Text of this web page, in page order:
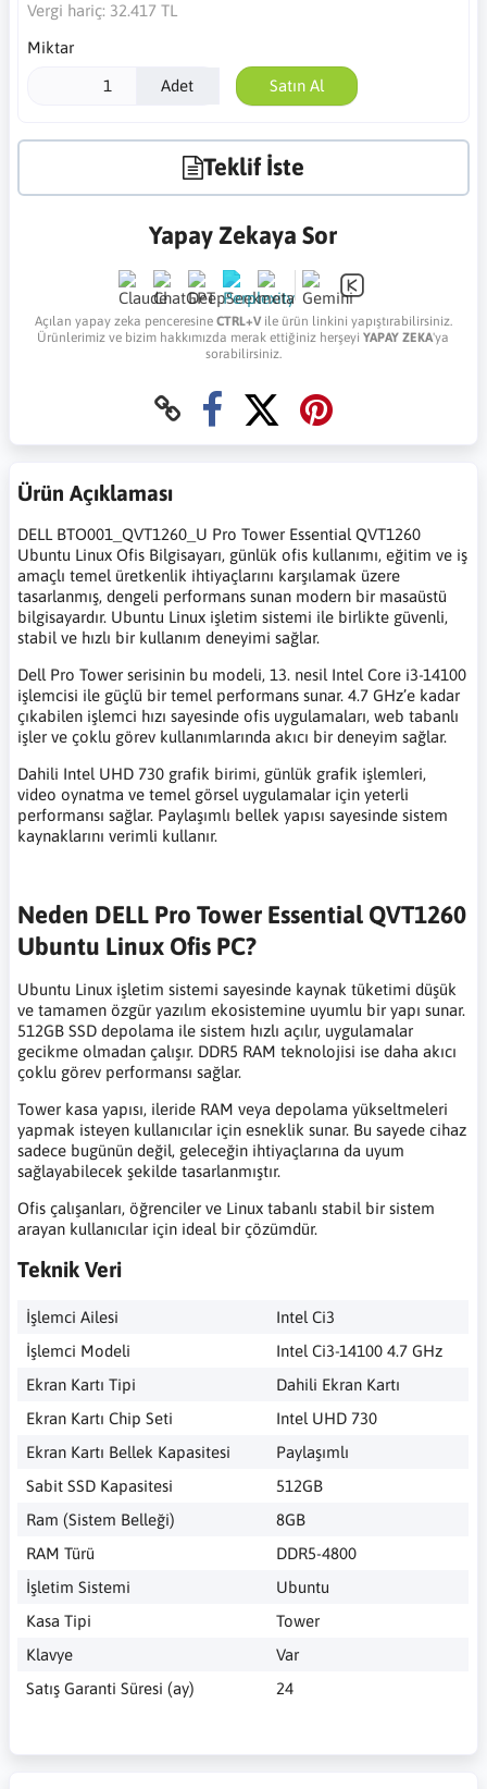
Vergi hariç: 32.417 TL
Miktar
Adet Satın Al
Teklif İste
Yapay Zekaya Sor
Açılan yapay zeka penceresine CTRL+Vile ürün linkini yapıştırabilirsiniz.
Ürünlerimiz ve bizim hakkımızda merak ettiğiniz herşeyiYAPAY ZEKA'ya
sorabilirsiniz.
Ürün Açıklaması
DELL BTO001_QVT1260_U Pro Tower Essential QVT1260
Ubuntu Linux Ofis Bilgisayarı, günlük ofis kullanımı, eğitim ve iş
amaçlı temel üretkenlik ihtiyaçlarını karşılamak üzere
tasarlanmış, dengeli performans sunan modern bir masaüstü
bilgisayardır. Ubuntu Linux işletim sistemi ile birlikte güvenli,
stabil ve hızlı bir kullanım deneyimi sağlar.
Dell Pro Tower serisinin bu modeli, 13. nesil Intel Core i3-14100
işlemcisi ile güçlü bir temel performans sunar. 4.7 GHz’e kadar
çıkabilen işlemci hızı sayesinde ofis uygulamaları, web tabanlı
işler ve çoklu görev kullanımlarında akıcı bir deneyim sağlar.
Dahili Intel UHD 730 grafik birimi, günlük grafik işlemleri,
video oynatma ve temel görsel uygulamalar için yeterli
performansı sağlar. Paylaşımlı bellek yapısı sayesinde sistem
kaynaklarını verimli kullanır.
Neden DELL Pro Tower Essential QVT1260
Ubuntu Linux Ofis PC?
Ubuntu Linux işletim sistemi sayesinde kaynak tüketimi düşük
ve tamamen özgür yazılım ekosistemine uyumlu bir yapı sunar.
512GB SSD depolama ile sistem hızlı açılır, uygulamalar
gecikme olmadan çalışır. DDR5 RAM teknolojisi ise daha akıcı
çoklu görev performansı sağlar.
Tower kasa yapısı, ileride RAM veya depolama yükseltmeleri
yapmak isteyen kullanıcılar için esneklik sunar. Bu sayede cihaz
sadece bugünün değil, geleceğin ihtiyaçlarına da uyum
sağlayabilecek şekilde tasarlanmıştır.
Ofis çalışanları, öğrenciler ve Linux tabanlı stabil bir sistem
arayan kullanıcılar için ideal bir çözümdür.
Teknik Veri
İşlemci Ailesi
Intel Ci3
İşlemci Modeli
Intel Ci3-14100 4.7 GHz
Ekran Kartı Tipi
Dahili Ekran Kartı
Ekran Kartı Chip Seti
Intel UHD 730
Ekran Kartı Bellek Kapasitesi
Paylaşımlı
Sabit SSD Kapasitesi
512GB
Ram (Sistem Belleği)
8GB
RAM Türü
DDR5-4800
İşletim Sistemi
Ubuntu
Kasa Tipi
Tower
Klavye
Var
Satış Garanti Süresi (ay)
24